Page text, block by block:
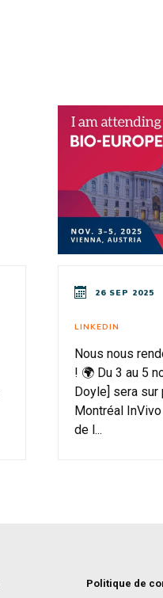
26 SEP 2025
LINKEDIN
Nous nous
! 🌍 Du 3 au 5
Doyle] sera sur
Montréal
de l...
Politique de